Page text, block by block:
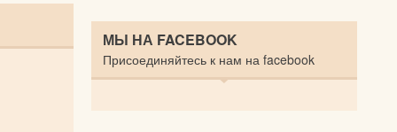
МЫ НА FACEBOOK
Присоединяйтесь к нам на facebook